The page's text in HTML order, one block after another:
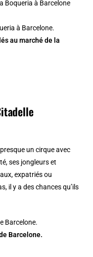
au marché de la
presque un cirque avec
ses jongleurs et
expatriés ou
il y a des chances qu’ils
Barcelone.